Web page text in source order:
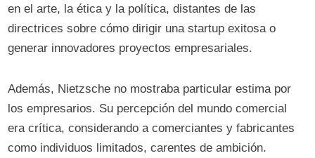
en el arte, la ética y la política, distantes de las
directrices sobre cómo dirigir una startup exitosa o
generar innovadores proyectos empresariales.
Además, Nietzsche no mostraba particular estima por
los empresarios. Su percepción del mundo comercial
era crítica, considerando a comerciantes y fabricantes
como individuos limitados, carentes de ambición.